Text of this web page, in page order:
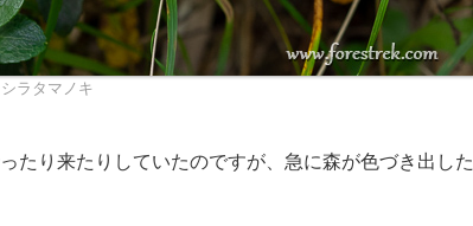
シラタマノキ
たり来たりしていたのですが、急に森が色づき出した